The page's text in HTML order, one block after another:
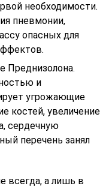
необходимости.
пневмонии,
опасных для
Преднизолона.
и
угрожающие
костей, увеличение
сердечную
перечень занял
всегда, а лишь в